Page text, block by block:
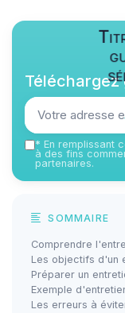
* En remplissant
à des fins
partenaires.
SOMMAIRE
Comprendre
Les objectifs d'un
Préparer un
Exemple
Les erreurs à